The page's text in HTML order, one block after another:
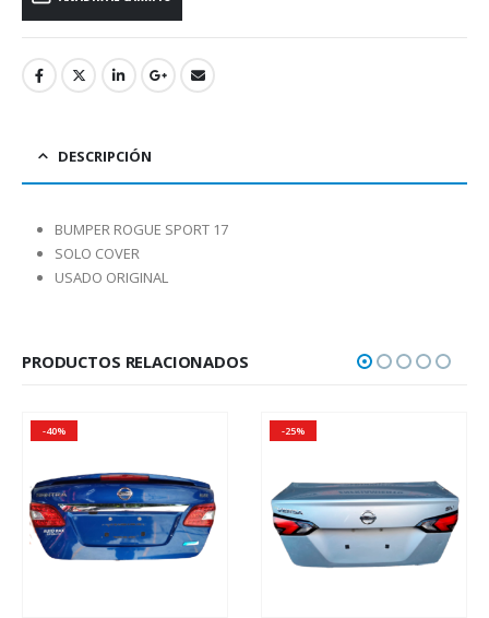
DESCRIPCIÓN
BUMPER ROGUE SPORT 17
SOLO COVER
USADO ORIGINAL
PRODUCTOS RELACIONADOS
-40% -25%